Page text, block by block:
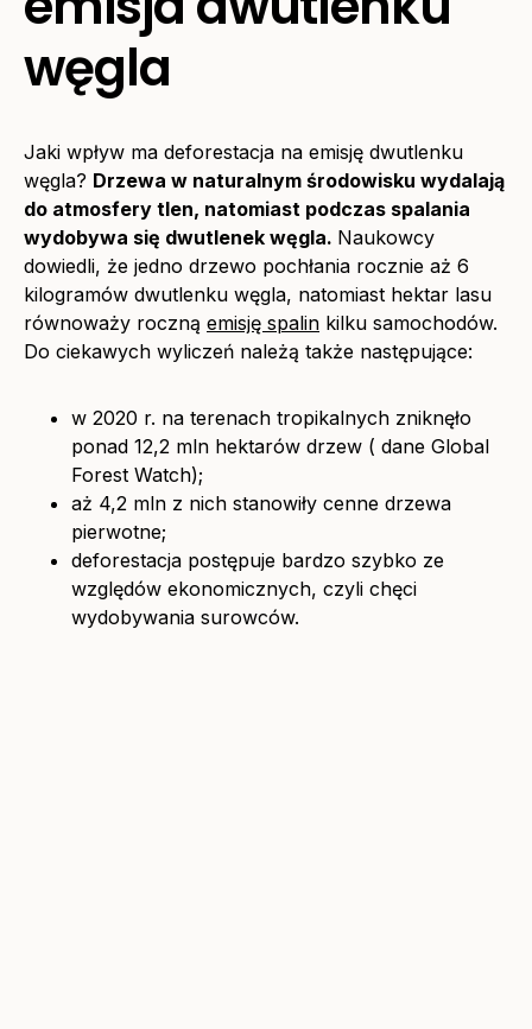
węgla
Jaki wpływ ma deforestacja na emisję dwutlenku
węgla? Drzewa w naturalnym środowisku wydalają
do atmosfery tlen, natomiast podczas spalania
wydobywa się dwutlenek węgla. Naukowcy
dowiedli, że jedno drzewo pochłania rocznie aż 6
kilogramów dwutlenku węgla, natomiast hektar lasu
równoważy roczną emisję spalin kilku samochodów.
Do ciekawych wyliczeń należą także następujące:
w 2020 r. na terenach tropikalnych zniknęło
ponad 12,2 mln hektarów drzew ( dane Global
Forest Watch);
aż 4,2 mln z nich stanowiły cenne drzewa
pierwotne;
deforestacja postępuje bardzo szybko ze
względów ekonomicznych, czyli chęci
wydobywania surowców.